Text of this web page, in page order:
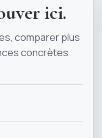
ici.
comparer plus
concrètes